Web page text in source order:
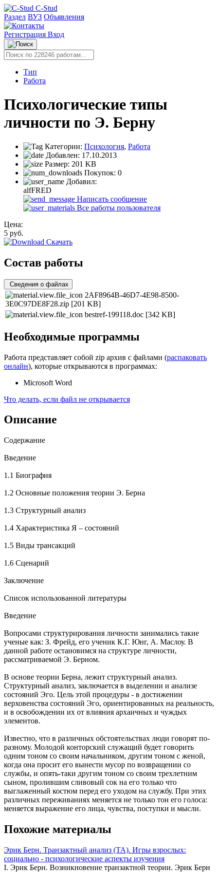
C-Stud
Раздел ВУЗ Объявления
Регистрация Вход
Тип
Работа
Психологические типы
личности по Э. Берну
Категории: Психология, Работа
Добавлен: 17.10.2013
Размер: 201 KB
Покупок: 0
Добавил:
alfFRED
Написать сообщение
Все работы пользователя
Цена:
5 руб.
Скачать
Состав работы
Сведения о файлах
2AF8964B-46D7-4E98-8500-
3E0C97DE8F28.zip [201 KB]
bestref-199118.doc [342 KB]
Необходимые программы
Работа представляет собой zip архив с файлами (распаковать
онлайн), которые открываются в программах:
Microsoft Word
Что делать, если файл не открывается
Описание
Содержание
Введение
1.1 Биография
1.2 Основные положения теории Э. Берна
1.3 Структурный анализ
1.4 Характеристика Я – состояний
1.5 Виды трансакций
1.6 Сценарий
Заключение
Список использованной литературы
Введение
Вопросами структурирования личности занимались такие
ученые как: З. Фрейд, его ученик К.Г. Юнг, А. Маслоу. В
данной работе остановимся на структуре личности,
рассматриваемой Э. Берном.
В основе теории Берна, лежит структурный анализ.
Структурный анализ, заключается в выделении и анализе
состояний Эго. Цель этой процедуры - в достижении
верховенства состояний Эго, ориентированных на реальность,
и в освобождении их от влияния архаичных и чуждых
элементов.
Известно, что в различных обстоятельствах люди говорят по-
разному. Молодой конторский служащий будет говорить
одним тоном со своим начальником, другим тоном с женой,
когда она просит его вынести мусор по возвращении со
службы, и опять-таки другим тоном со своим трехлетним
сыном, пролившим сливовый сок на его только что
выглаженный костюм перед его уходом на службу. При этих
различных переживаниях меняется не только тон его голоса:
меняется выражение его лица, чувства, поступки и мысли.
Похожие материалы
Эрик Берн. Транзактный анализ (ТА). Игры взрослых:
социально - психологические аспекты изучения
I. Эрик Берн. Возникновение транзактной теории. Эрик Берн